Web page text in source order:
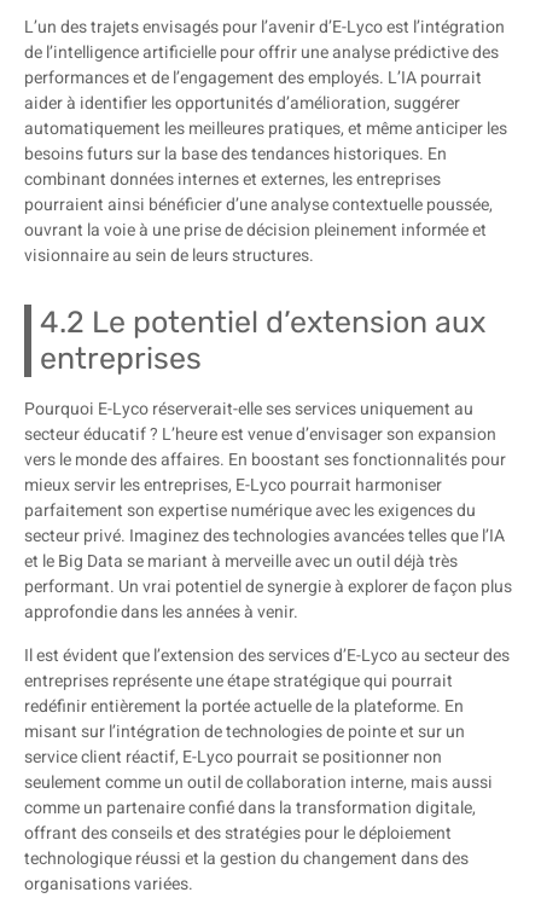
L’un des trajets envisagés pour l’avenir d’E-Lyco est l’intégration
de l’intelligence artificielle pour offrir une analyse prédictive des
performances et de l’engagement des employés. L’IA pourrait
aider à identifier les opportunités d’amélioration, suggérer
automatiquement les meilleures pratiques, et même anticiper les
besoins futurs sur la base des tendances historiques. En
combinant données internes et externes, les entreprises
pourraient ainsi bénéficier d’une analyse contextuelle poussée,
ouvrant la voie à une prise de décision pleinement informée et
visionnaire au sein de leurs structures.
4.2 Le potentiel d’extension aux
entreprises
Pourquoi E-Lyco réserverait-elle ses services uniquement au
secteur éducatif ? L’heure est venue d’envisager son expansion
vers le monde des affaires. En boostant ses fonctionnalités pour
mieux servir les entreprises, E-Lyco pourrait harmoniser
parfaitement son expertise numérique avec les exigences du
secteur privé. Imaginez des technologies avancées telles que l’IA
et le Big Data se mariant à merveille avec un outil déjà très
performant. Un vrai potentiel de synergie à explorer de façon plus
approfondie dans les années à venir.
Il est évident que l’extension des services d’E-Lyco au secteur des
entreprises représente une étape stratégique qui pourrait
redéfinir entièrement la portée actuelle de la plateforme. En
misant sur l’intégration de technologies de pointe et sur un
service client réactif, E-Lyco pourrait se positionner non
seulement comme un outil de collaboration interne, mais aussi
comme un partenaire confié dans la transformation digitale,
offrant des conseils et des stratégies pour le déploiement
technologique réussi et la gestion du changement dans des
organisations variées.